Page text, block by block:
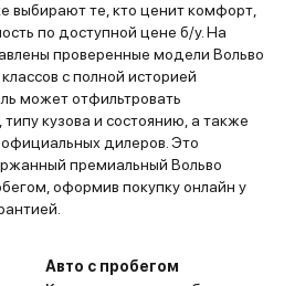
выбирают те, кто ценит комфорт,
по доступной цене б/у. На
проверенные модели Вольво
с полной историей
может отфильтровать
кузова и состоянию, а также
дилеров. Это
премиальный Вольво
оформив покупку онлайн у
Авто с пробегом